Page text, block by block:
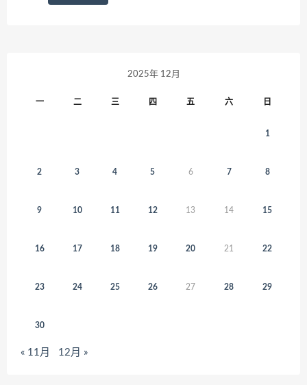
2025年 12月
一 二 三 四 五 六 日
1
2 3 4 5 6 7 8
9 10 11 12 13 14 15
16 17 18 19 20 21 22
23 24 25 26 27 28 29
30
« 11月 12月 »